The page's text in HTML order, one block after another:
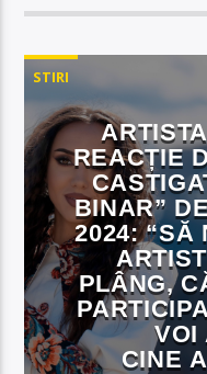
STIRI
REACȚIE
BINAR”
2024: “SĂ
PLÂNG,
VOI
CINE